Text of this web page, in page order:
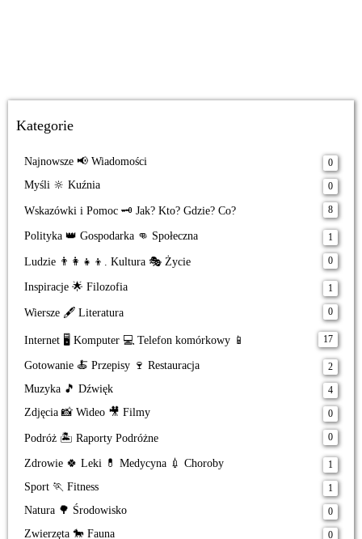
Kategorie
Najnowsze 📢 Wiadomości 0
Myśli 🔆 Kuźnia 0
Wskazówki i Pomoc 🗝️ Jak? Kto? Gdzie? Co? 8
Polityka 👑 Gospodarka 👊 Społeczna 1
Ludzie 👨‍👩‍👧‍👦. Kultura 🎭 Życie 0
Inspiracje 🌟 Filozofia 1
Wiersze 🖋️ Literatura 0
Internet 🖥️ Komputer 💻 Telefon komórkowy 📱 17
Gotowanie 🍝 Przepisy 🍷 Restauracja 2
Muzyka 🎵 Dźwięk 4
Zdjęcia 📸 Wideo 🎥 Filmy 0
Podróż 🏝️ Raporty Podróżne 0
Zdrowie 🍀 Leki 💊 Medycyna 💉 Choroby 1
Sport 🏃 Fitness 1
Natura 🌳 Środowisko 0
Zwierzęta 🐎 Fauna 0